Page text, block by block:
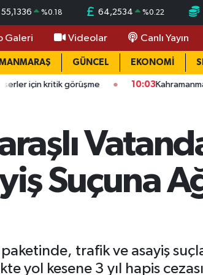
55,1336 %0.18 64,2534 %0.22
Galeri Videolar Canlı Yayın
GÜNCEL EKONOMİ
görüşme 10:03 Kahramanmaraş
Suçuna
trafik ve asayiş
yol kesene 3 yıl hapis